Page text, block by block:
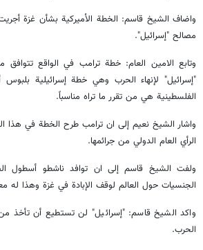
واضاف الشيخ قاسم: الخطة الأميركية بشأن غزة
مصالح "إسرائيل".
"إسرائيل" لإنهاء الحرب وهي خطة إسرائيلية بلبوس
الفلسطينية هي من تقرر ما تراه مناسباً.
واشار الشيخ نعيم إلى ان ترامب طرح الخطة في هذا
الرأي العام الدولي من جرائمها.
ولفت الشيخ قاسم إلى ان توافد ناشطو أسطول
الجنسيات حول العالم لوقف الإبادة في غزة وهذا له
واكد الشيخ قاسم: "إسرائيل" لن تستطيع أن تأخذ من
الحرب.